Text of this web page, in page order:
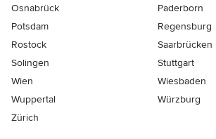
Osnabrück
Paderborn
Potsdam
Regensburg
Rostock
Saarbrücken
Solingen
Stuttgart
Wien
Wiesbaden
Wuppertal
Würzburg
Zürich